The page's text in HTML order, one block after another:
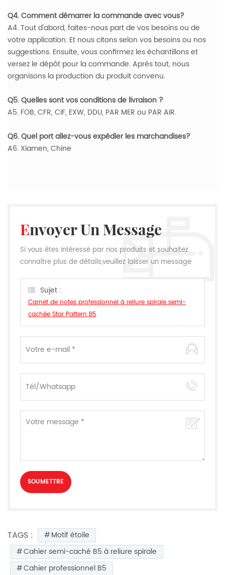
Q4. Comment démarrer la commande avec vous?
A4. Tout d'abord, faites-nous part de vos besoins ou de
votre application. Et nous citons selon vos besoins ou nos
suggestions. Ensuite, vous confirmez les échantillons et
versez le dépôt pour la commande. Après tout, nous
organisons la production du produit convenu.
Q5. Quelles sont vos conditions de livraison ?
A5. FOB, CFR, CIF, EXW, DDU, PAR MER ou PAR AIR.
Q6. Quel port allez-vous expédier les marchandises?
A6. Xiamen, Chine
Envoyer Un Message
Si vous êtes intéressé par nos produits et souhaitez
connaître plus de détails,veuillez laisser un message
Sujet :
Carnet de notes professionnel à reliure spirale semi-
cachée Star Pattern B5
TAGS :
Motif étoile
Cahier semi-caché B5 à reliure spirale
Cahier professionnel B5